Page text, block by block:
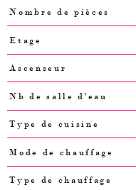
Nombre de pièces
Etage
Ascenseur
Nb de salle d'eau
Type de cuisine
Mode de chauffage
Type de chauffage